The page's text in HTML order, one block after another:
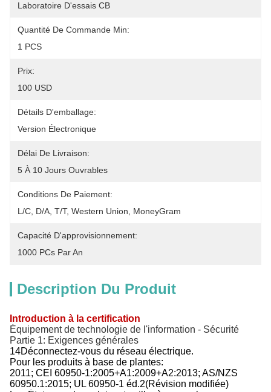
Laboratoire D'essais CB
Quantité De Commande Min:
1 PCS
Prix:
100 USD
Détails D'emballage:
Version Électronique
Délai De Livraison:
5 À 10 Jours Ouvrables
Conditions De Paiement:
L/C, D/A, T/T, Western Union, MoneyGram
Capacité D'approvisionnement:
1000 PCs Par An
Description Du Produit
Introduction à la certification
Équipement de technologie de l'information - Sécurité
Partie 1: Exigences générales
14Déconnectez-vous du réseau électrique.
Pour les produits à base de plantes:
2011; CEI 60950-1:2005+A1:2009+A2:2013; AS/NZS
60950.1:2015; UL 60950-1 éd.2(Révision modifiée)